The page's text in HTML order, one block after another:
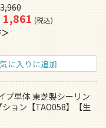
3,960
1,861 税込
に入りに追加
プ単体 東芝製シーリン
ョン【TAO058】【生